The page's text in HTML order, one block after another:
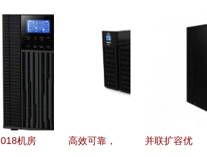
机房
高效可靠，
并联扩容优